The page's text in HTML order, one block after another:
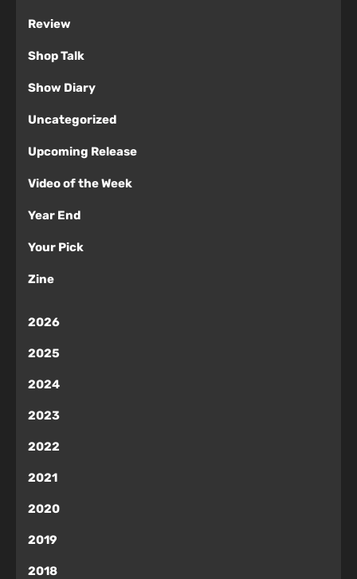
Review
Shop Talk
Show Diary
Uncategorized
Upcoming Release
Video of the Week
Year End
Your Pick
Zine
2026
2025
2024
2023
2022
2021
2020
2019
2018